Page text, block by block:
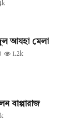
আযহা মেলা
1.2k
বাপ্পারাজ